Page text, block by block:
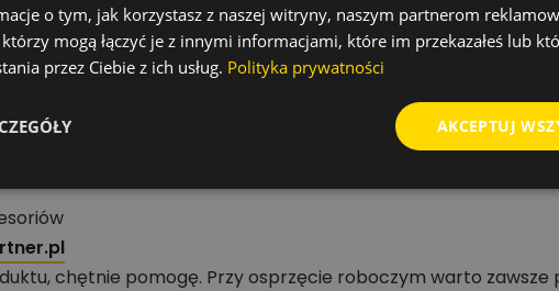
odpowiednie obroty, stabilne prowadzenie oraz chłodzenie,
i akcesoriów
chętnie pomogę. Przy osprzęcie roboczym warto zawsze
o tym, jak korzystasz z naszej witryny, naszym partnerom
mogą łączyć je z innymi informacjami, które im przekazałeś lub
przez Ciebie z ich usług. Polityka prywatności
AKCEPTUJ